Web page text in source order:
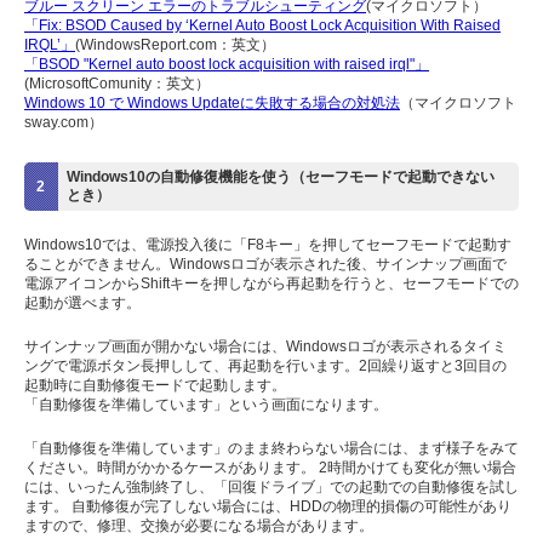
ブルー スクリーン エラーのトラブルシューティング(マイクロソフト）
「Fix: BSOD Caused by ‘Kernel Auto Boost Lock Acquisition With Raised
IRQL’」 (WindowsReport.com：英文）
「BSOD "Kernel auto boost lock acquisition with raised irql"」
(MicrosoftComunity：英文）
Windows 10 で Windows Updateに失敗する場合の対処法 （マイクロソフト
sway.com）
2
Windows10の自動修復機能を使う（セーフモードで起動できない
とき）
Windows10では、電源投入後に「F8キー」を押してセーフモードで起動す
ることができません。Windowsロゴが表示された後、サインナップ画面で
電源アイコンからShiftキーを押しながら再起動を行うと、セーフモードでの
起動が選べます。
サインナップ画面が開かない場合には、Windowsロゴが表示されるタイミ
ングで電源ボタン長押しして、再起動を行います。2回繰り返すと3回目の
起動時に自動修復モードで起動します。
「自動修復を準備しています」という画面になります。
「自動修復を準備しています」のまま終わらない場合には、まず様子をみて
ください。時間がかかるケースがあります。 2時間かけても変化が無い場合
には、いったん強制終了し、「回復ドライブ」での起動での自動修復を試し
ます。 自動修復が完了しない場合には、HDDの物理的損傷の可能性があり
ますので、修理、交換が必要になる場合があります。